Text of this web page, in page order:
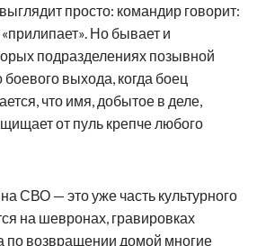
просто: командир говорит:
Но бывает и
подразделениях позывной
выхода, когда боец
что имя, добытое в деле,
от пуль крепче любого
СВО — это уже часть культурного
на шевронах, гравировках
по возвращении домой многие